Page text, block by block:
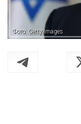
Фото: Getty Images